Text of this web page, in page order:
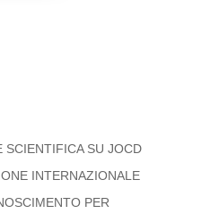
SCIENTIFICA SU JOCD
INTERNAZIONALE
PER